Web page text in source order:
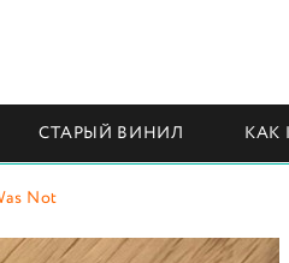
СТАРЫЙ ВИНИЛ КАК
Not